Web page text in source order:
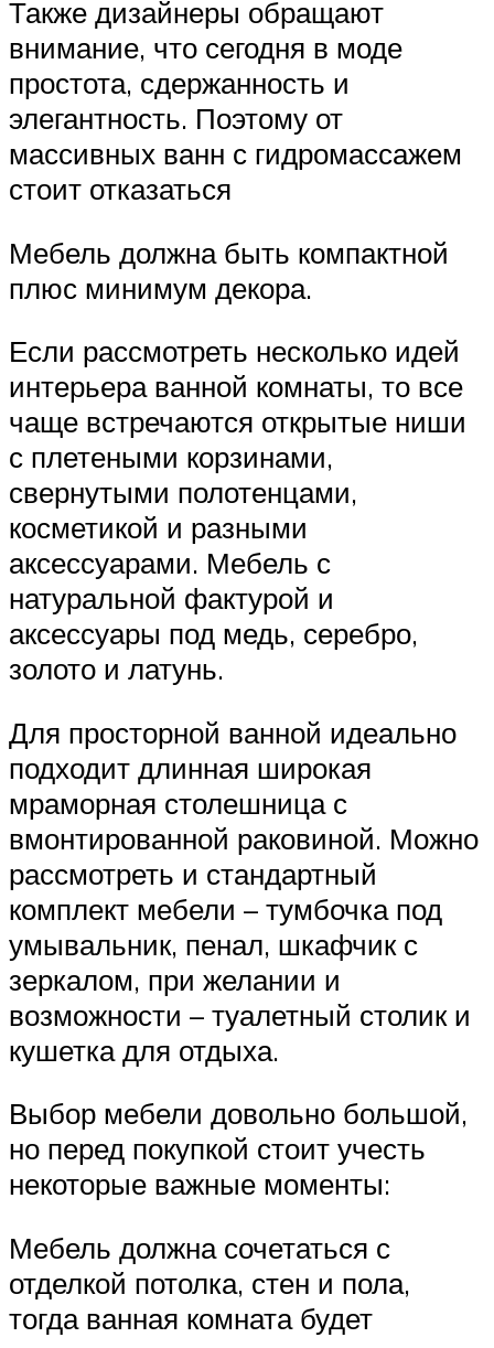
Также дизайнеры обращают
внимание, что сегодня в моде
простота, сдержанность и
элегантность. Поэтому от
массивных ванн с гидромассажем
стоит отказаться
Мебель должна быть компактной
плюс минимум декора.
Если рассмотреть несколько идей
интерьера ванной комнаты, то все
чаще встречаются открытые ниши
с плетеными корзинами,
свернутыми полотенцами,
косметикой и разными
аксессуарами. Мебель с
натуральной фактурой и
аксессуары под медь, серебро,
золото и латунь.
Для просторной ванной идеально
подходит длинная широкая
мраморная столешница с
вмонтированной раковиной. Можно
рассмотреть и стандартный
комплект мебели – тумбочка под
умывальник, пенал, шкафчик с
зеркалом, при желании и
возможности – туалетный столик и
кушетка для отдыха.
Выбор мебели довольно большой,
но перед покупкой стоит учесть
некоторые важные моменты:
Мебель должна сочетаться с
отделкой потолка, стен и пола,
тогда ванная комната будет